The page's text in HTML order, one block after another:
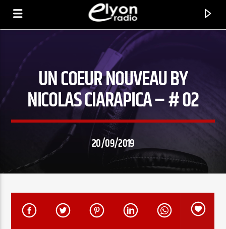
RADIO ELYON
POSITIVE ET ENCOURAGEANTE !
UN COEUR NOUVEAU BY
NICOLAS CIARAPICA – # 02
20/09/2019